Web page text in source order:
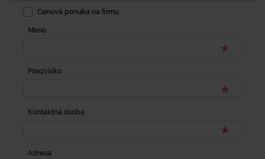
Cenová ponuka na firmu
Meno
Priezvisko
Kontaktná osoba
Adresa